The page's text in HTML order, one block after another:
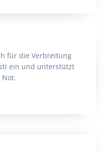
für die Verbreitung
ein und unterstützt